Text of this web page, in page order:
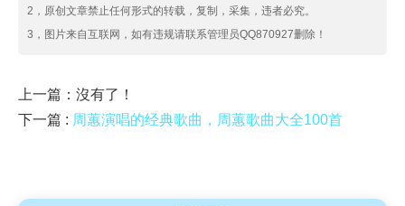
2，原创文章禁止任何形式的转载，复制，采集，违者必究。
3，图片来自互联网，如有违规请联系管理员QQ870927删除！
上一篇：沒有了！
下一篇 : 周蕙演唱的经典歌曲，周蕙歌曲大全100首